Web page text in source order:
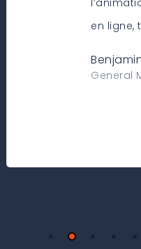
en ligne,
General